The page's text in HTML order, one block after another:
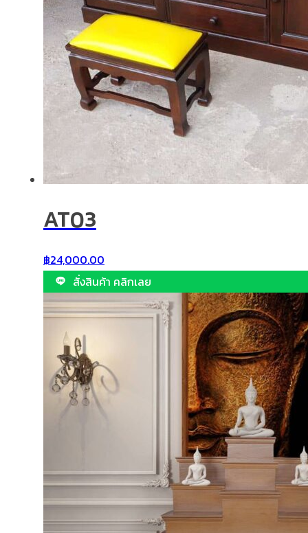
AT03
฿24,000.00
สั่งสินค้า คลิกเลย